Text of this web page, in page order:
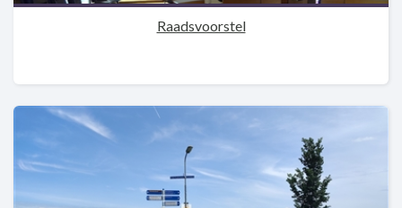
Raadsvoorstel